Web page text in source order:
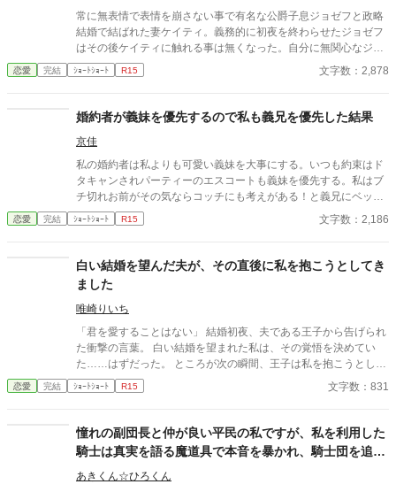
常に無表情で表情を崩さない事で有名な公爵子息ジョゼフと政略
結婚で結ばれた妻ケイティ。義務的に初夜を終わらせたジョゼフ
はその後ケイティに触れる事は無くなった。自分に無関心なジョ
ゼフとの結婚生活に寂しさと不満を感じながらも簡単に離縁出来
ないしがらみにケイティは全てを諦めていた。そんなある時、公
飼うことにした。 ざまぁ。ゆるゆる設定
恋愛 完結 ｼｮｰﾄｼｮｰﾄ R15 文字数：2,878
婚約者が義妹を優先するので私も義兄を優先した結果
京佳
私の婚約者は私よりも可愛い義妹を大事にする。いつも約束はド
タキャンされパーティーのエスコートも義妹を優先する。私はブ
チ切れお前がその気ならコッチにも考えがある！と義兄にベッタ
リする事にした。「ずっとお前を愛してた！」義兄は大喜びして
私を溺愛し始める。そして私は夜会で婚約者に婚約破棄を告げら
くりん婚約者＆義妹。美形長身モデル体型の義兄。ざまぁ。溺愛
ハピエン。ゆるゆる設定。
恋愛 完結 ｼｮｰﾄｼｮｰﾄ R15 文字数：2,186
白い結婚を望んだ夫が、その直後に私を抱こうとしてき
ました
唯崎りいち
「君を愛することはない」 結婚初夜、夫である王子から告げられ
た衝撃の言葉。 白い結婚を望まれた私は、その覚悟を決めてい
た……はずだった。 ところが次の瞬間、王子は私を抱こうとして
くる。 「待ってください！ あなた、私を愛さないと言いました
よね？」 愛するつもりはないのに、なぜ身体の関係だけ求めるの
ると、僕の心臓が止まるかもしれないんだ」 ……それ、絶対に我
慢しなきゃいけないやつでは！？ 愛されない花嫁になるはずが、
なぜか命がけで溺愛されることになりました。 転生者令嬢と、恋
心をこじらせた王子の勘違いラブコメディ。
恋愛 完結 ｼｮｰﾄｼｮｰﾄ R15 文字数：831
憧れの副団長と仲が良い平民の私ですが、私を利用した
騎士は真実を語る魔道具で本音を暴かれ、騎士団を追放
されました
あきくん☆ひろくん